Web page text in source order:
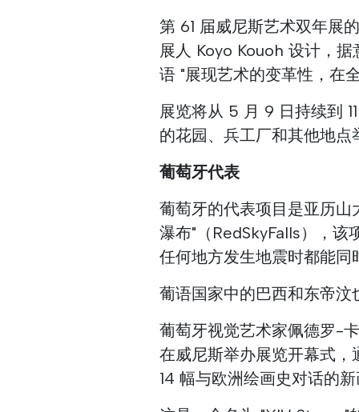
第 61 届威尼斯艺术双年展
展人 Koyo Kouoh 设计，
语 "展现艺术的变革性，在
展览将从 5 月 9 日持续到
的花园、兵工厂和其他地点
葡萄牙代表
葡萄牙的代表项目是亚历
瀑布"（RedSkyFalls），该
任何地方发生地震时都能同
葡语国家中的巴西和东帝汶
葡萄牙视觉艺术家佩德罗-
在威尼斯举办展览开幕式
14 幅与欧洲绘画史对话的